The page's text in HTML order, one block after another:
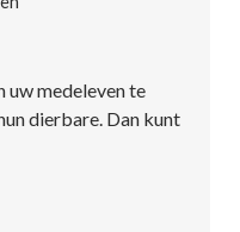
uw medeleven te
dierbare. Dan kunt